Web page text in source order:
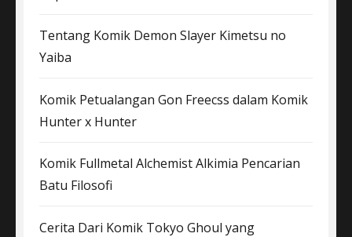
Tentang Komik Demon Slayer Kimetsu no
Yaiba
Komik Petualangan Gon Freecss dalam Komik
Hunter x Hunter
Komik Fullmetal Alchemist Alkimia Pencarian
Batu Filosofi
Cerita Dari Komik Tokyo Ghoul yang